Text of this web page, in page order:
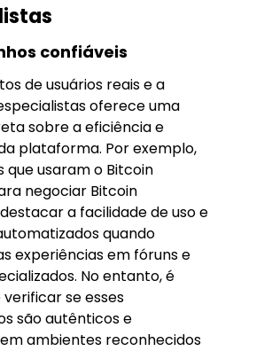
confiáveis
de usuários reais e a
oferece uma
sobre a eficiência e
plataforma. Por exemplo,
que usaram o Bitcoin
negociar Bitcoin
a facilidade de uso e
quando
experiências em fóruns e
No entanto, é
se esses
são autênticos e
ambientes reconhecidos